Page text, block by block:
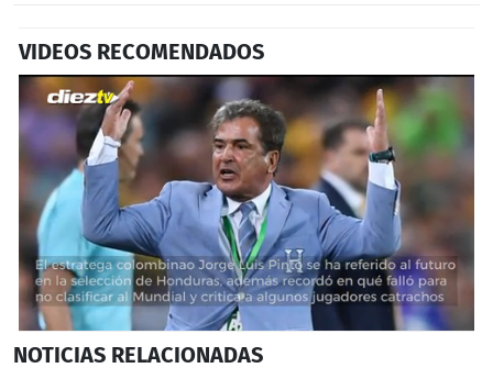
VIDEOS RECOMENDADOS
seconds
NOTICIAS RELACIONADAS